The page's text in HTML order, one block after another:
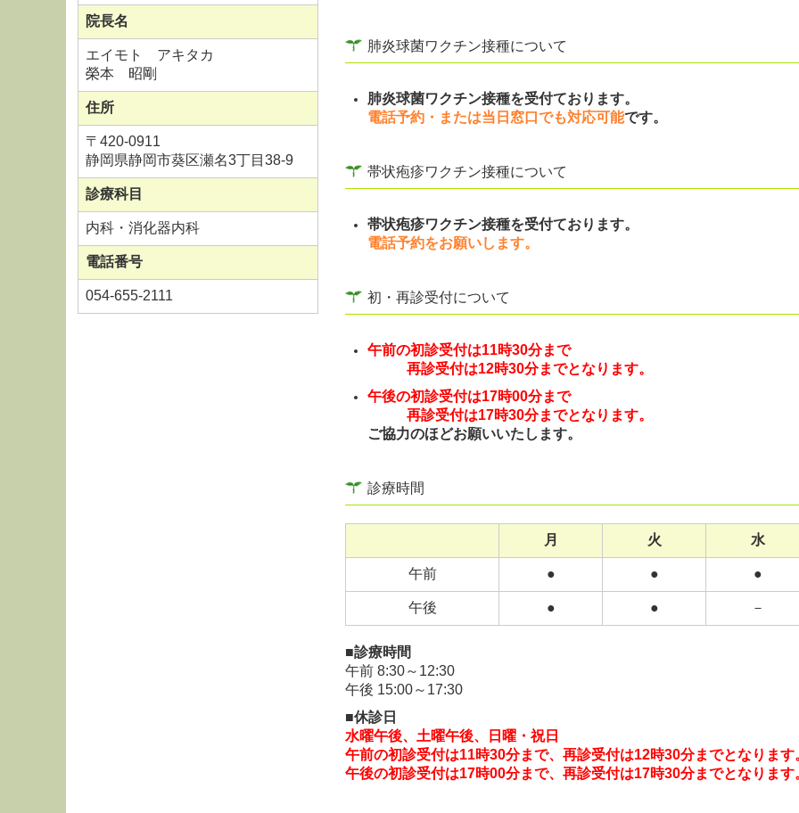
院長名
エイモト アキタカ
榮本 昭剛
住所
〒 420-0911
静岡県静岡市葵区瀬名3丁目38-9
診療科目
内科・消化器内科
電話番号
054-655-2111
肺炎球菌ワクチン接種について
肺炎球菌ワクチン接種を受付ております。
電話予約・または当日窓口でも対応可能です。
帯状疱疹ワクチン接種について
帯状疱疹ワクチン接種を受付ております。
電話予約をお願いします。
初・再診受付について
午前の初診受付は11時30分まで
再診受付は12時30分までとなります。
午後の初診受付は17時00分まで
再診受付は17時30分までとなります。
ご協力のほどお願いいたします。
診療時間
月 火 水
午前 ● ● ●
午後 ● ● －
■診療時間
午前 8:30～12:30
午後 15:00～17:30
■休診日
水曜午後、土曜午後、日曜・祝日
午前の初診受付は11時30分まで、 再診受付は12時30分までとなります
午後の初診受付は17時00分まで、 再診受付は17時30分までとなります